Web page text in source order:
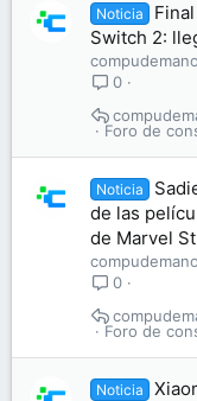
Noticia
Switch 2:
compudemano
0
Foro de
Noticia
de las
de Marvel
compudemano
0
Foro de
Noticia